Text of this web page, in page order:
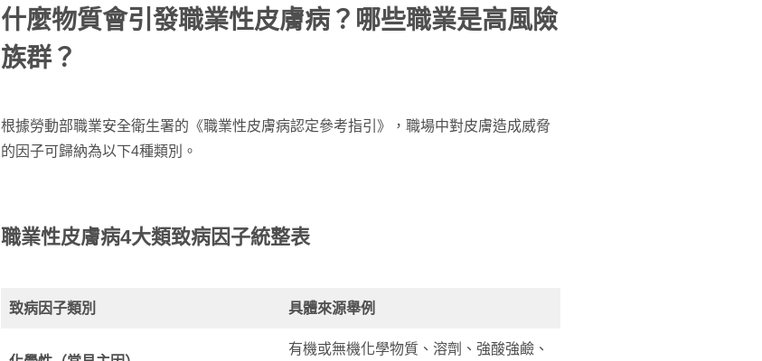
什麼物質會引發職業性皮膚病？哪些職業是高風險
族群？
根據勞動部職業安全衛生署的《職業性皮膚病認定參考指引》，職場中對皮膚造成威脅
的因子可歸納為以下4種類別。
職業性皮膚病4大類致病因子統整表
致病因子類別 具體來源舉例
有機或無機化學物質、溶劑、強酸強鹼、